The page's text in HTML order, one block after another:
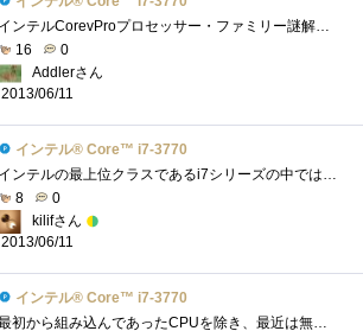
16
0
Addlerさん
2013/06/11
インテル® Core™ i7-3770
8
0
kilifさん
2013/06/11
インテル® Core™ i7-3770